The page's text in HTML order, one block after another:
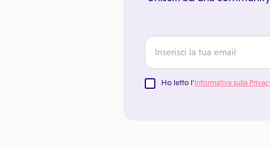
Ho letto l'Informativa sulla